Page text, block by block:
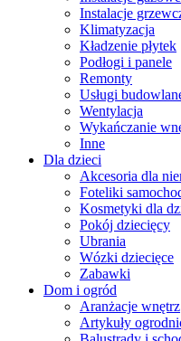
Instalacje
Klimatyzacja
Kładzenie płytek
Podłogi i panele
Remonty
Usługi
Wentylacja
Wykańczanie
Inne
Dla dzieci
Akcesoria dla
Foteliki
Kosmetyki dla
Pokój dziecięcy
Ubrania
Wózki dziecięce
Zabawki
Dom i ogród
Aranżacje wnętrz
Artykuły